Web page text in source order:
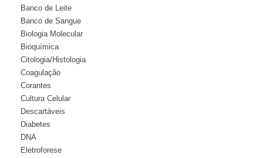
Banco de Leite
Banco de Sangue
Biologia Molecular
Bioquímica
Citologia/Histologia
Coagulação
Corantes
Cultura Celular
Descartáveis
Diabetes
DNA
Eletroforese